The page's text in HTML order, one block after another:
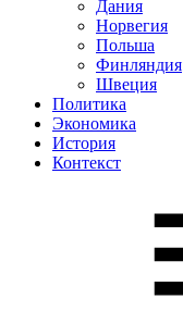
Дания
Норвегия
Польша
Финляндия
Швеция
Политика
Экономика
История
Контекст